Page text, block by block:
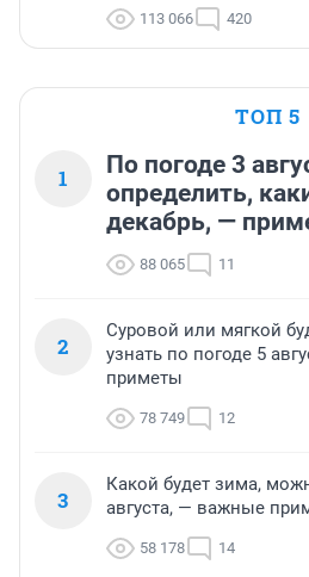
113 066 420
ТОП 5
1
По погоде 3
определить,
декабрь, —
88 065 11
2
Суровой или мягкой
узнать по погоде 5
приметы
78 749 12
3
Какой будет зима,
августа, — важные
58 178 14